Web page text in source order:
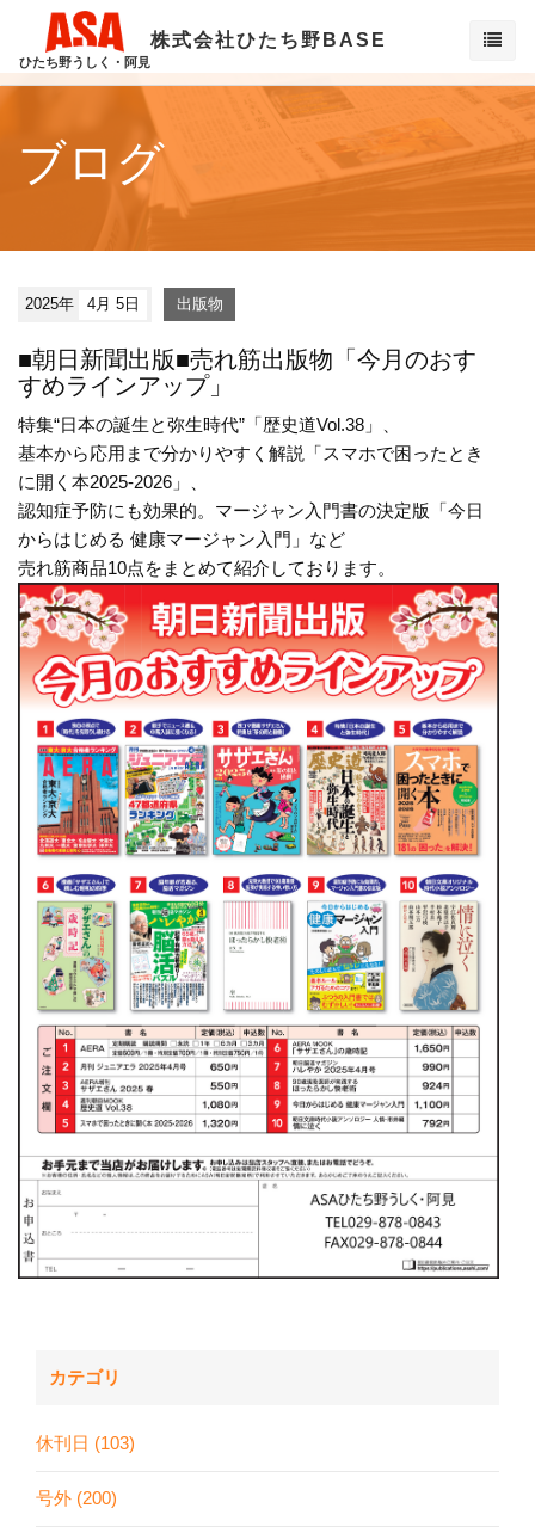
ひたち野うしく・阿見
株式会社ひたち野BASE
ブログ
2025年 4月 5日 出版物
■朝日新聞出版■売れ筋出版物「今月のおす
すめラインアップ」
特集“日本の誕生と弥生時代”「歴史道Vol.38」、
基本から応用まで分かりやすく解説「スマホで困ったとき
に開く本2025-2026」、
認知症予防にも効果的。マージャン入門書の決定版「今日
からはじめる 健康マージャン入門」など
売れ筋商品10点をまとめて紹介しております。
カテゴリ
休刊日 (103)
号外 (200)